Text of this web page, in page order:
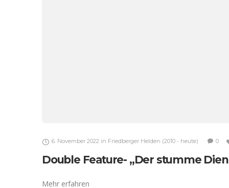
6. November 2022 in Friedberger Helden (2010 - heute) 0
Double Feature- „Der stumme
Mehr erfahren